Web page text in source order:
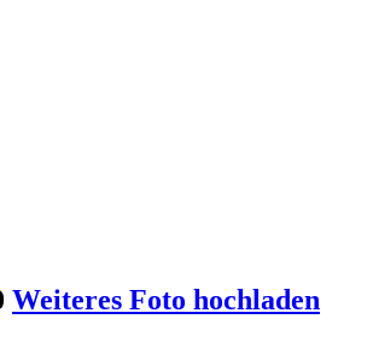
Weiteres Foto hochladen